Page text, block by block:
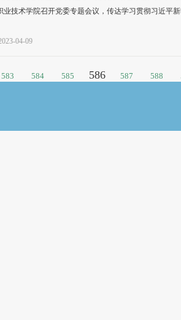
业技术学院召开党委专题会议，传达学习贯彻习近
04-09
583 584 585 586 587 588